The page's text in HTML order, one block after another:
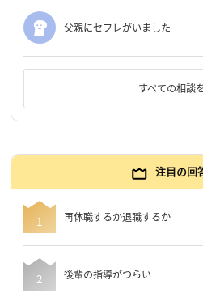
父親にセフレがいました
すべての相談
注目の回
再休職するか退職するか
後輩の指導がつらい